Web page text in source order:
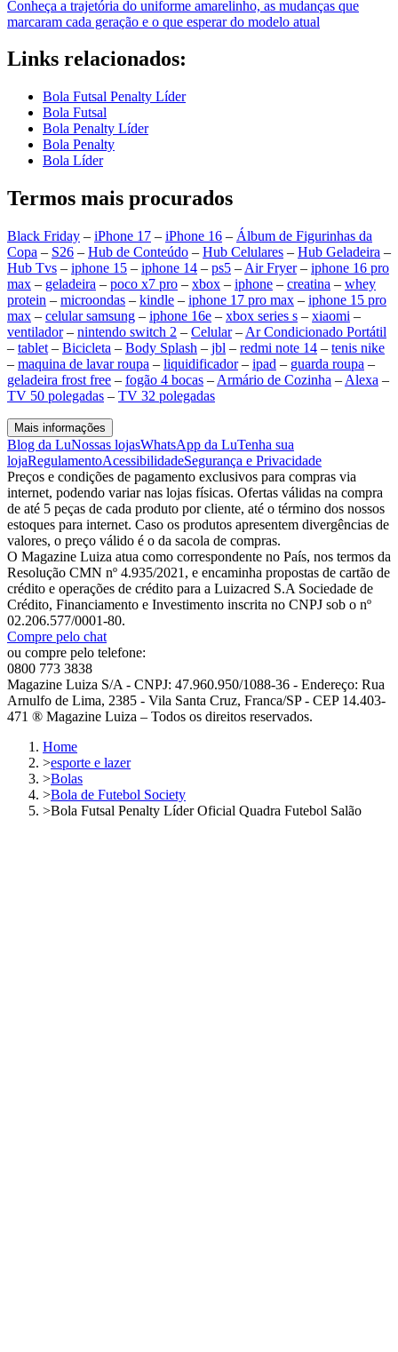
Conheça a trajetória do uniforme amarelinho, as mudanças que
marcaram cada geração e o que esperar do modelo atual
Links relacionados:
Bola Futsal Penalty Líder
Bola Futsal
Bola Penalty Líder
Bola Penalty
Bola Líder
Termos mais procurados
Black Friday – iPhone 17 – iPhone 16 – Álbum de Figurinhas da
Copa – S26 – Hub de Conteúdo – Hub Celulares – Hub Geladeira –
Hub Tvs – iphone 15 – iphone 14 – ps5 – Air Fryer– iphone 16 pro
max – geladeira – poco x7 pro – xbox – iphone – creatina – whey
protein – microondas – kindle – iphone 17 pro max – iphone 15 pro
max – celular samsung – iphone 16e – xbox series s – xiaomi –
ventilador– nintendo switch 2 – Celular– Ar Condicionado Portátil
– tablet – Bicicleta – Body Splash – jbl – redmi note 14 – tenis nike
– maquina de lavar roupa – liquidificador– ipad – guarda roupa –
geladeira frost free – fogão 4 bocas – Armário de Cozinha – Alexa –
TV 50 polegadas – TV 32 polegadas
Mais informações
Blog da LuNossas lojasWhatsApp da LuTenha sua
lojaRegulamentoAcessibilidadeSegurança e Privacidade
Preços e condições de pagamento exclusivos para compras via
internet, podendo variar nas lojas físicas. Ofertas válidas na compra
de até 5 peças de cada produto por cliente, até o término dos nossos
estoques para internet. Caso os produtos apresentem divergências de
valores, o preço válido é o da sacola de compras.
O Magazine Luiza atua como correspondente no País, nos termos da
Resolução CMN nº 4.935/2021, e encaminha propostas de cartão de
crédito e operações de crédito para a Luizacred S.A Sociedade de
Crédito, Financiamento e Investimento inscrita no CNPJ sob o nº
02.206.577/0001-80.
Compre pelo chat
ou compre pelo telefone:
0800 773 3838
Magazine Luiza S/A - CNPJ: 47.960.950/1088-36 - Endereço: Rua
Arnulfo de Lima, 2385 - Vila Santa Cruz, Franca/SP - CEP 14.403-
471 ® Magazine Luiza – Todos os direitos reservados.
Home
>esporte e lazer
>Bolas
>Bola de Futebol Society
>Bola Futsal Penalty Líder Oficial Quadra Futebol Salão